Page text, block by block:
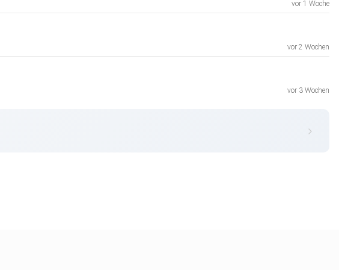
vor 1 Woche
vor 2 Wochen
vor 3 Wochen